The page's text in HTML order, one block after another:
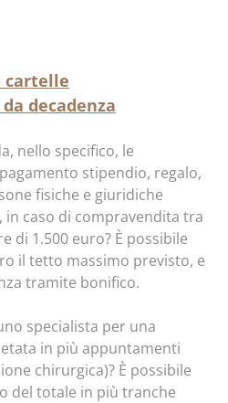
cartelle
decadenza
nello specifico, le
stipendio, regalo,
fisiche e giuridiche
in caso di compravendita tra
di 1.500 euro? È possibile
il tetto massimo previsto, e
tramite bonifico.
specialista per una
in più appuntamenti
chirurgica)? È possibile
del totale in più tranche